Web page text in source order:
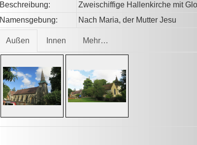
Beschreibung:
Zweischiffige Hallenkirche mit
Namensgebung:
Nach Maria, der Mutter Jesu
Außen Innen Mehr…